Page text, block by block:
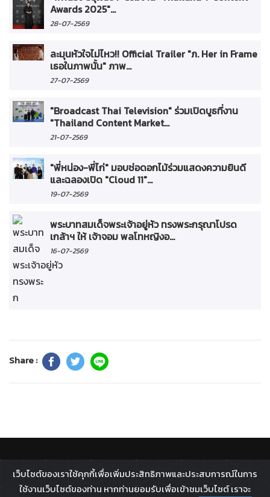
Awards 2025"...
28-07-2569
ละมุนหัวใจไม่ไหว!! Official Trailer "ภ. Her in Frame
เธอในภาพนั้น" ภาพ...
27-07-2569
"Broadcast Thai Television" ร่วมเปิดบูธที่งาน
"Thailand Content Market...
21-07-2569
"พี่หน่อง-พี่ไก่" มอบช่อดอกไม้ร่วมแสดงความยินดี
และฉลองเปิด "Cloud 11"...
19-07-2569
พระบาทสมเด็จพระเจ้าอยู่หัว ทรงพระกรุณาโปรด
เกล้าฯ ให้ เจ้าจอม พลโทหญิงอ...
16-07-2569
Share :
All rights reserved - 2026 ©
Broadcast Thai Television
เว็บไซต์ของเราใช้คุกกี้เพื่อเพิ่มประสิทธิภาพและประสบการณ์ในการ
ใช้งานเว็บไซต์ของท่าน หากท่านยอมรับเพื่อเข้าชมเว็บไซต์ เราจะ